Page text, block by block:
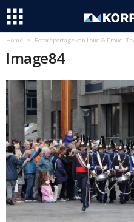
Home Fotoreportage van Loud & Proud;
Image84